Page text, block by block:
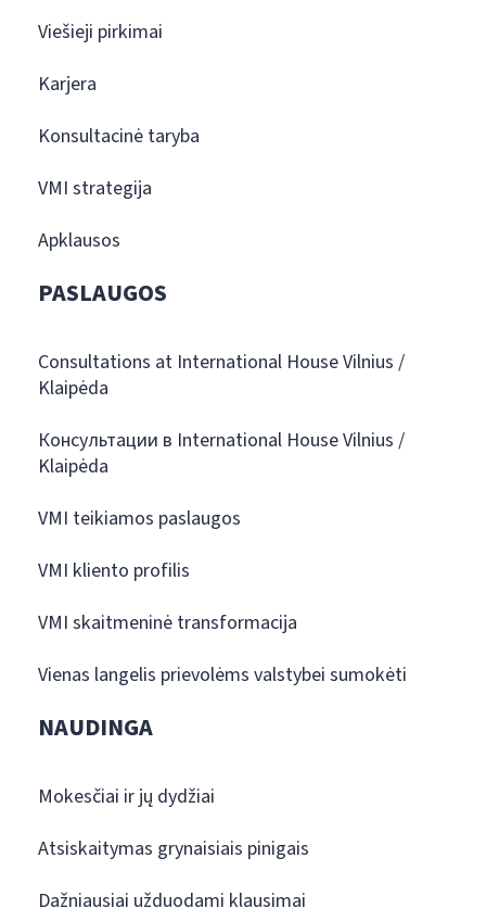
Viešieji pirkimai
Karjera
Konsultacinė taryba
VMI strategija
Apklausos
PASLAUGOS
Consultations at International House Vilnius /
Klaipėda
Консультации в International House Vilnius /
Klaipėda
VMI teikiamos paslaugos
VMI kliento profilis
VMI skaitmeninė transformacija
Vienas langelis prievolėms valstybei sumokėti
NAUDINGA
Mokesčiai ir jų dydžiai
Atsiskaitymas grynaisiais pinigais
Dažniausiai užduodami klausimai